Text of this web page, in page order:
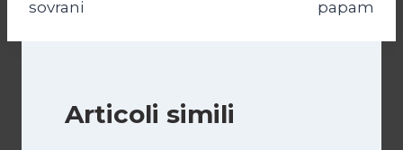
sovrani
papam
Articoli simili